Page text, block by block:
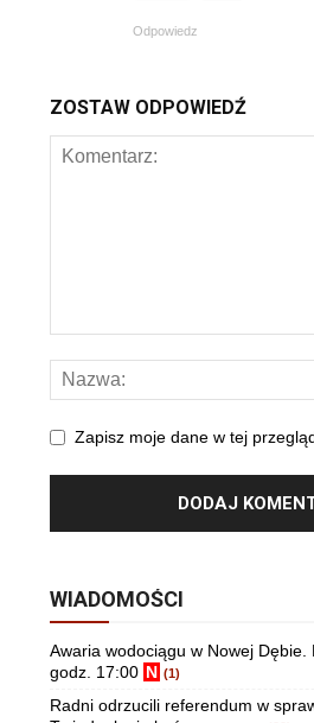
Odpowiedz
ZOSTAW ODPOWIEDŹ
Zapisz moje dane w tej
WIADOMOŚCI
Awaria wodociągu w Nowej Dębie.
godz. 17:00 N (1)
Radni odrzucili referendum w